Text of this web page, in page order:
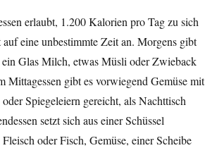
erlaubt, 1.200 Kalorien pro Tag zu sich
eine unbestimmte Zeit an. Morgens gibt
Glas Milch, etwas Müsli oder Zwieback
Mittagessen gibt es vorwiegend Gemüse mit
Spiegeleiern gereicht, als Nachttisch
setzt sich aus einer Schüssel
oder Fisch, Gemüse, einer Scheibe